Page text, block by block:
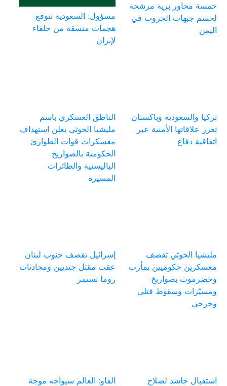
خمسة محاور برية مرشحة
لحسم جبهات الحروب في
اليمن
مسؤول: السعودية تتوقع
هجمات منسقة من حلفاء
لإيران
تركيا والسعودية وباكستان
تعزز علاقاتها الأمنية عبر
اتفاقية دفاع
الناطق العسكري باسم
مليشيا الحوثي يعلن استهداف
معسكرات قوات الطوارئ
الحكومية بالصواريخ
الباليستية والطائرات
المسيرة
مليشيا الحوثي تقصف
معسكرين حكوميين بمأرب
وحضرموت بصواريخ
ومسيّرات وسقوط قتلى
وجرحى
إسرائيل تقصف جنوب لبنان
عقب مقتل جنديين ومحادثات
روما تستمر
استقبال حاشد لصلاح
الفاو: العالم سيواجه موجة